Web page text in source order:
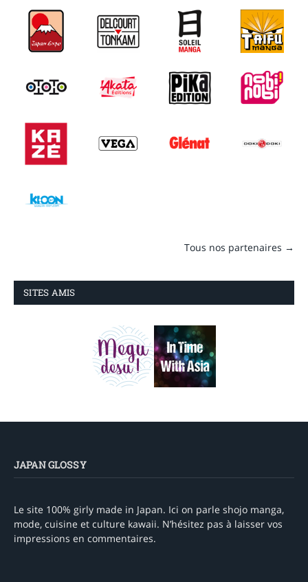
Tous nos partenaires →
SITES AMIS
JAPAN GLOSSY
Le site 100% girly made in Japan. Ici on parle shojo manga,
mode, cuisine et culture kawaii. N’hésitez pas à laisser vos
impressions en commentaires.